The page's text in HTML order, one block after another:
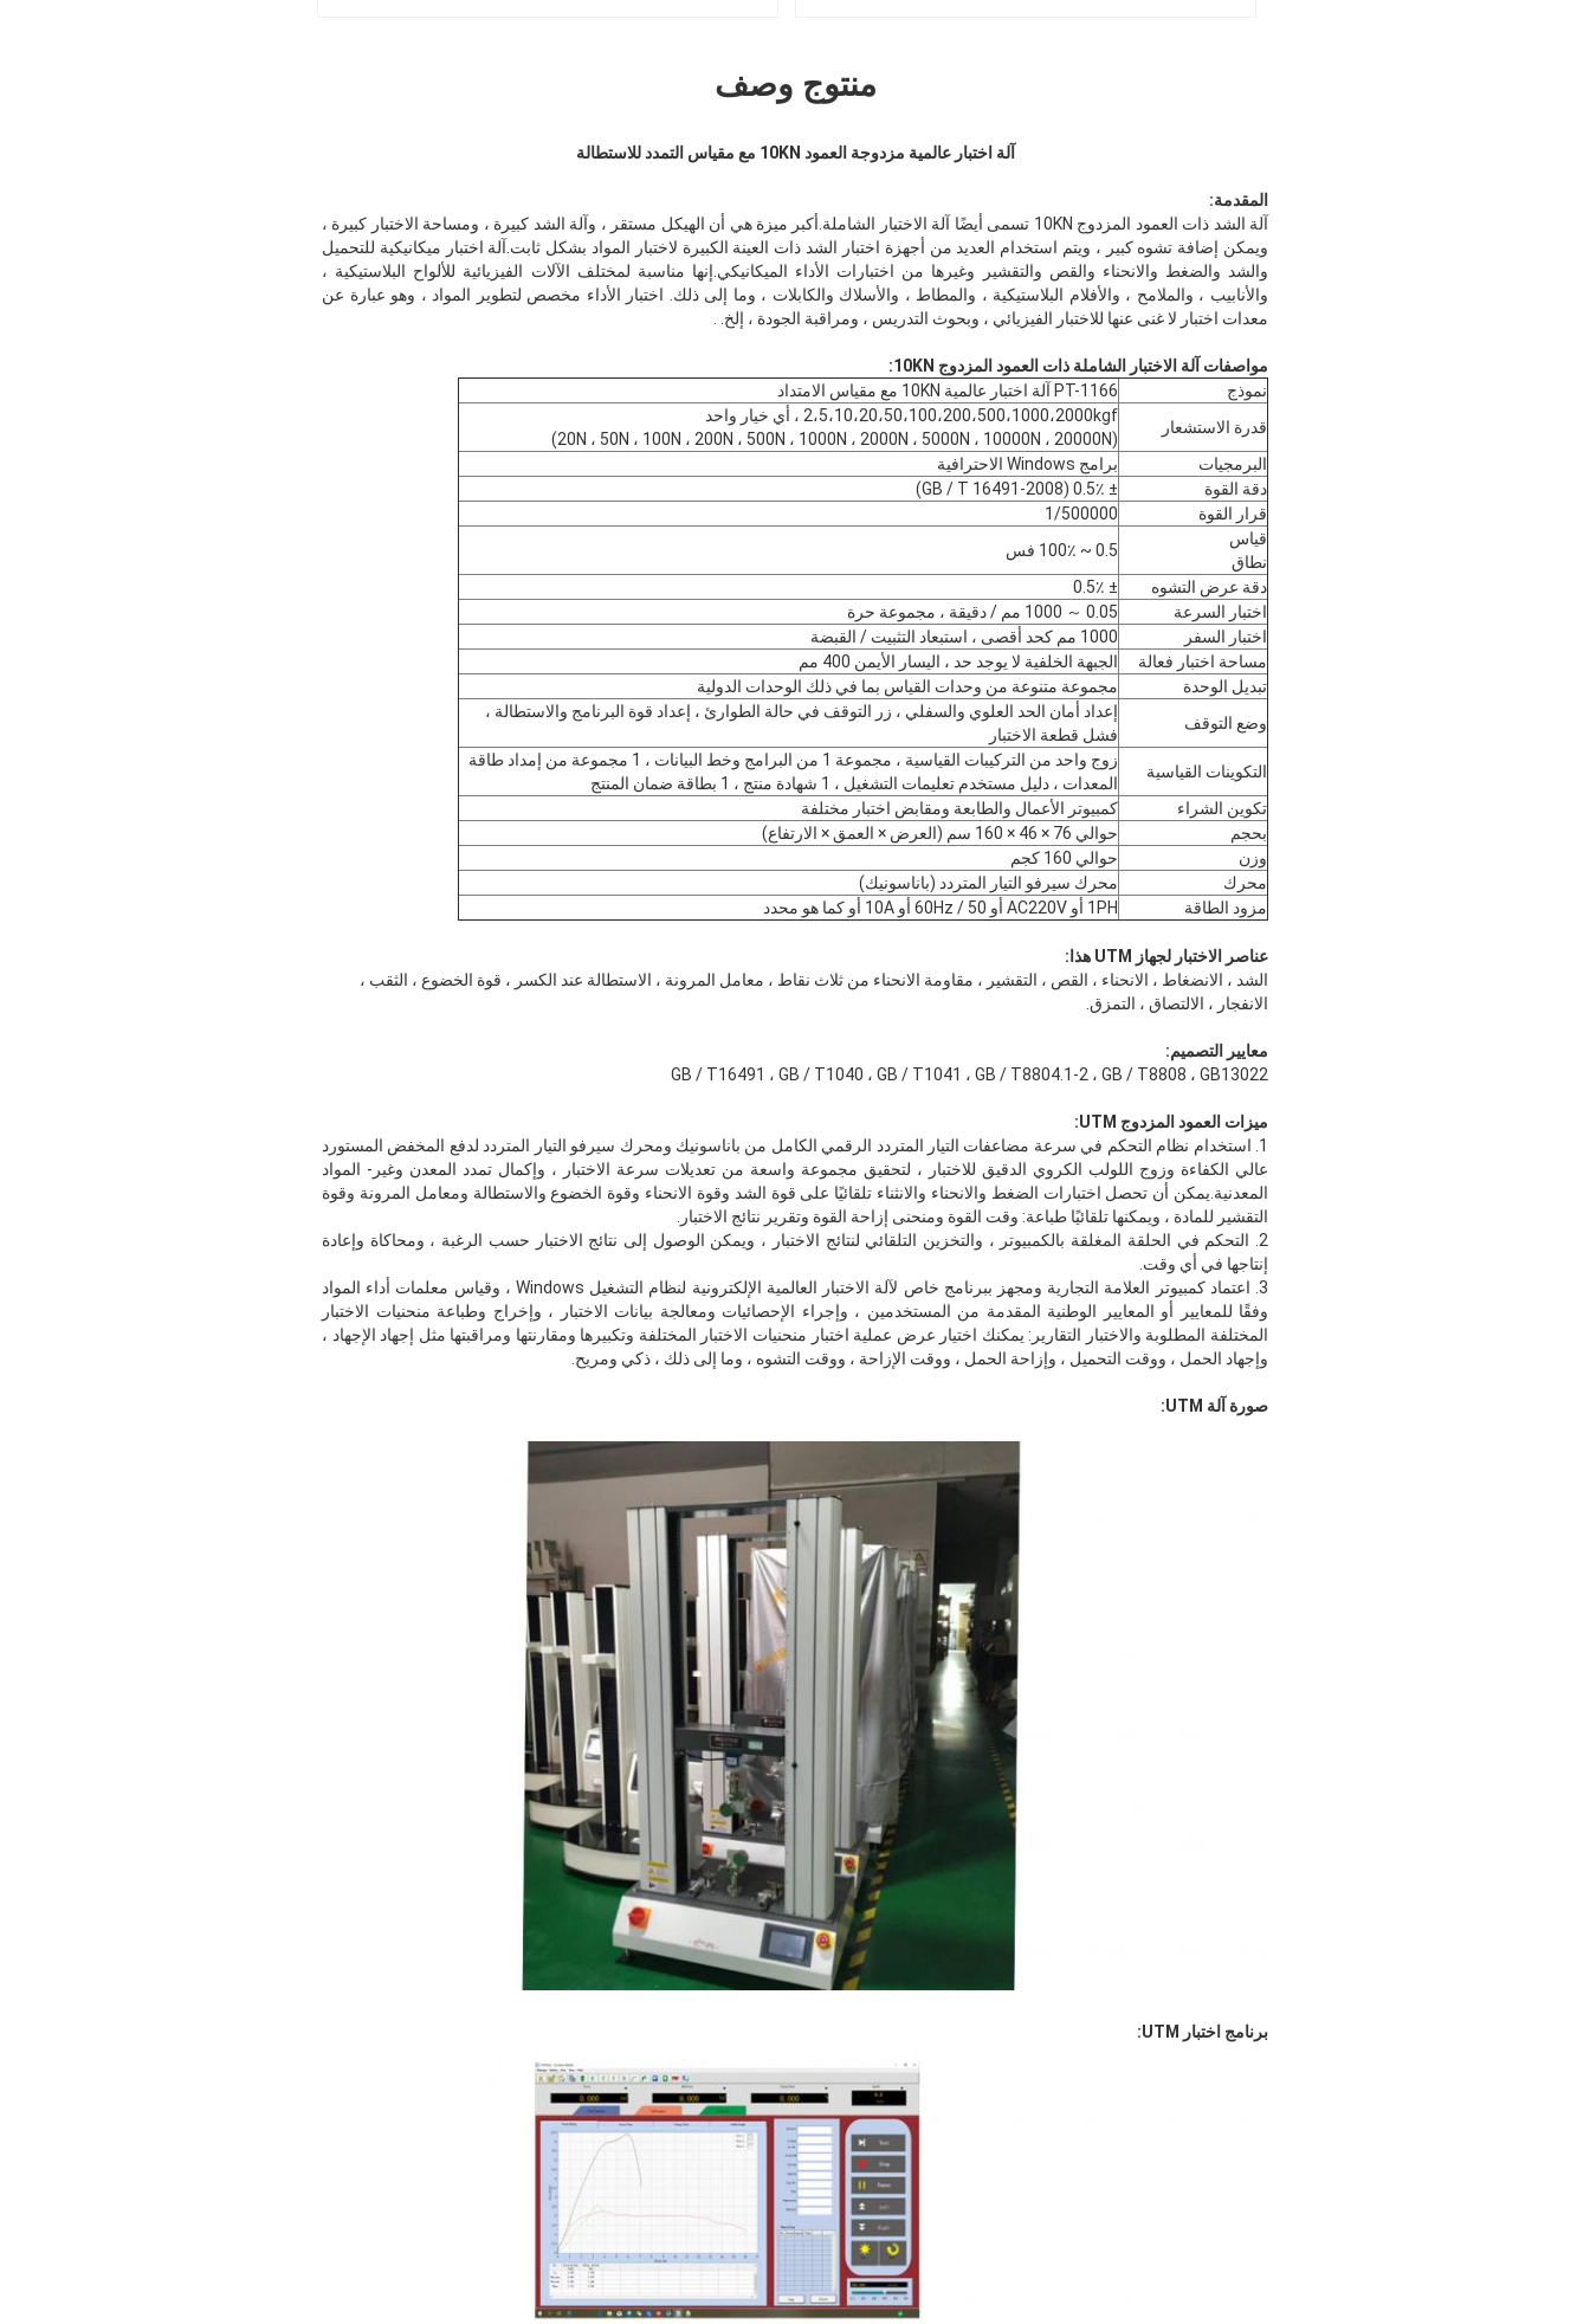
منتوج وصف
آلة اختبار عالمية مزدوجة العمود 10KN مع مقياس التمدد للاستطالة
المقدمة:
آلة الشد ذات العمود المزدوج 10KN تسمى أيضًا آلة الاختبار الشاملة.أكبر ميزة هي أن الهيكل مستقر ، وآلة الشد كبيرة ، ومساحة الاختبار كبيرة ،
ويمكن إضافة تشوه كبير ، ويتم استخدام العديد من أجهزة اختبار الشد ذات العينة الكبيرة لاختبار المواد بشكل ثابت.آلة اختبار ميكانيكية للتحميل
والشد والضغط والانحناء والقص والتقشير وغيرها من اختبارات الأداء الميكانيكي.إنها مناسبة لمختلف الآلات الفيزيائية للألواح البلاستيكية ،
والأنابيب ، والملامح ، والأفلام البلاستيكية ، والمطاط ، والأسلاك والكابلات ، وما إلى ذلك. اختبار الأداء مخصص لتطوير المواد ، وهو عبارة عن
معدات اختبار لا غنى عنها للاختبار الفيزيائي ، وبحوث التدريس ، ومراقبة الجودة ، إلخ. .
مواصفات آلة الاختبار الشاملة ذات العمود المزدوج 10KN:
نموذج
PT-1166 آلة اختبار عالمية 10KN مع مقياس الامتداد
قدرة الاستشعار
2،5،10،20،50،100،200،500،1000،2000kgf ، أي خيار واحد
(20N ، 50N ، 100N ، 200N ، 500N ، 1000N ، 2000N ، 5000N ، 10000N ، 20000N)
البرمجيات
برامج Windows الاحترافية
دقة القوة
± 0.5٪ (GB / T 16491-2008)
قرار القوة
1/500000
قياس
نطاق
0.5 ~ 100٪ فس
دقة عرض التشوه
± 0.5٪
اختبار السرعة
0.05 ～ 1000 مم / دقيقة ، مجموعة حرة
اختبار السفر
1000 مم كحد أقصى ، استبعاد التثبيت / القبضة
مساحة اختبار فعالة
الجبهة الخلفية لا يوجد حد ، اليسار الأيمن 400 مم
تبديل الوحدة
مجموعة متنوعة من وحدات القياس بما في ذلك الوحدات الدولية
وضع التوقف
إعداد أمان الحد العلوي والسفلي ، زر التوقف في حالة الطوارئ ، إعداد قوة البرنامج والاستطالة ،
فشل قطعة الاختبار
التكوينات القياسية
زوج واحد من التركيبات القياسية ، مجموعة 1 من البرامج وخط البيانات ، 1 مجموعة من إمداد طاقة
المعدات ، دليل مستخدم تعليمات التشغيل ، 1 شهادة منتج ، 1 بطاقة ضمان المنتج
تكوين الشراء
كمبيوتر الأعمال والطابعة ومقابض اختبار مختلفة
بحجم
حوالي 76 × 46 × 160 سم (العرض × العمق × الارتفاع)
وزن
حوالي 160 كجم
محرك
محرك سيرفو التيار المتردد (باناسونيك)
مزود الطاقة
1PH أو AC220V أو 50 / 60Hz أو 10A أو كما هو محدد
عناصر الاختبار لجهاز UTM هذا:
الشد ، الانضغاط ، الانحناء ، القص ، التقشير ، مقاومة الانحناء من ثلاث نقاط ، معامل المرونة ، الاستطالة عند الكسر ، قوة الخضوع ، الثقب ،
الانفجار ، الالتصاق ، التمزق.
معايير التصميم:
GB / T16491 ، GB / T1040 ، GB / T1041 ، GB / T8804.1-2 ، GB / T8808 ، GB13022
ميزات العمود المزدوج UTM:
1. استخدام نظام التحكم في سرعة مضاعفات التيار المتردد الرقمي الكامل من باناسونيك ومحرك سيرفو التيار المتردد لدفع المخفض المستورد
عالي الكفاءة وزوج اللولب الكروي الدقيق للاختبار ، لتحقيق مجموعة واسعة من تعديلات سرعة الاختبار ، وإكمال تمدد المعدن وغير- المواد
المعدنية.يمكن أن تحصل اختبارات الضغط والانحناء والانثناء تلقائيًا على قوة الشد وقوة الانحناء وقوة الخضوع والاستطالة ومعامل المرونة وقوة
التقشير للمادة ، ويمكنها تلقائيًا طباعة: وقت القوة ومنحنى إزاحة القوة وتقرير نتائج الاختبار.
2. التحكم في الحلقة المغلقة بالكمبيوتر ، والتخزين التلقائي لنتائج الاختبار ، ويمكن الوصول إلى نتائج الاختبار حسب الرغبة ، ومحاكاة وإعادة
إنتاجها في أي وقت.
3. اعتماد كمبيوتر العلامة التجارية ومجهز ببرنامج خاص لآلة الاختبار العالمية الإلكترونية لنظام التشغيل Windows ، وقياس معلمات أداء المواد
وفقًا للمعايير أو المعايير الوطنية المقدمة من المستخدمين ، وإجراء الإحصائيات ومعالجة بيانات الاختبار ، وإخراج وطباعة منحنيات الاختبار
المختلفة المطلوبة والاختبار التقارير: يمكنك اختيار عرض عملية اختبار منحنيات الاختبار المختلفة وتكبيرها ومقارنتها ومراقبتها مثل إجهاد الإجهاد ،
وإجهاد الحمل ، ووقت التحميل ، وإزاحة الحمل ، ووقت الإزاحة ، ووقت التشوه ، وما إلى ذلك ، ذكي ومريح.
صورة آلة UTM:
برنامج اختبار UTM: